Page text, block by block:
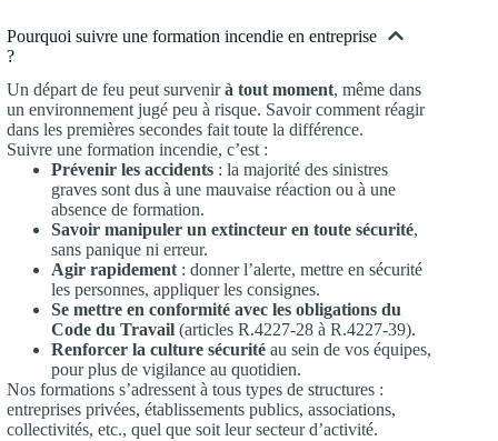
Pourquoi suivre une formation incendie en entreprise
?
Un départ de feu peut survenirà tout moment, même dans
un environnement jugé peu à risque. Savoir comment réagir
dans les premières secondes fait toute la différence.
Suivre une formation incendie, c’est :
Prévenir les accidents : la majorité des sinistres
graves sont dus à une mauvaise réaction ou à une
absence de formation.
Savoir manipuler un extincteur en toute sécurité,
sans panique ni erreur.
Agir rapidement : donner l’alerte, mettre en sécurité
les personnes, appliquer les consignes.
Se mettre en conformité avec les obligations du
Code du Travail (articles R.4227-28 à R.4227-39).
Renforcer la culture sécurité au sein de vos équipes,
pour plus de vigilance au quotidien.
Nos formations s’adressent à tous types de structures :
entreprises privées, établissements publics, associations,
collectivités, etc., quel que soit leur secteur d’activité.